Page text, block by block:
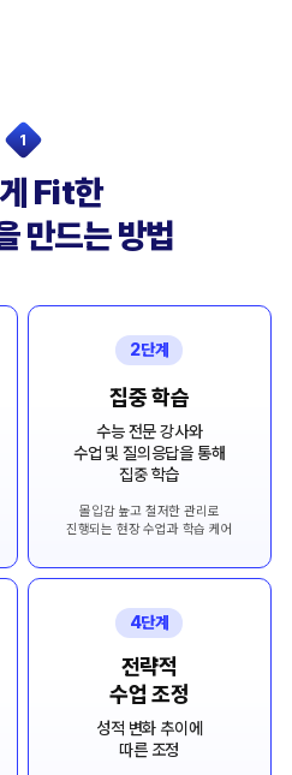
1
Fit한
만드는 방법
2단계
집중 학습
수능 전문 강사와
수업 및 질의응답을 통해
집중 학습
몰입감 높고 철저한 관리로
진행되는 현장 수업과 학습 케어
4단계
전략적
수업 조정
성적 변화 추이에
따른 조정